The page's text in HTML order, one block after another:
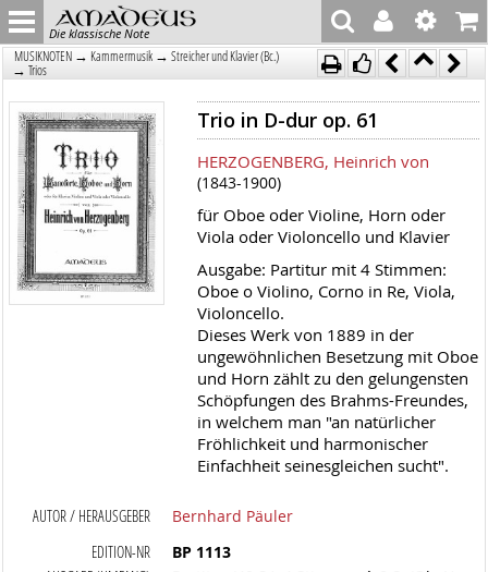
Die klassische Note
MUSIKNOTEN → Kammermusik → Streicher und Klavier (Bc.)
→ Trios
Trio in D-dur op. 61
HERZOGENBERG, Heinrich von
(1843-1900)
für Oboe oder Violine, Horn oder
Viola oder Violoncello und Klavier
Ausgabe: Partitur mit 4 Stimmen:
Oboe o Violino, Corno in Re, Viola,
Violoncello.
Dieses Werk von 1889 in der
ungewöhnlichen Besetzung mit Oboe
und Horn zählt zu den gelungensten
Schöpfungen des Brahms-Freundes,
in welchem man "an natürlicher
Fröhlichkeit und harmonischer
Einfachheit seinesgleichen sucht".
AUTOR / HERAUSGEBER
Bernhard Päuler
EDITION-NR
BP 1113